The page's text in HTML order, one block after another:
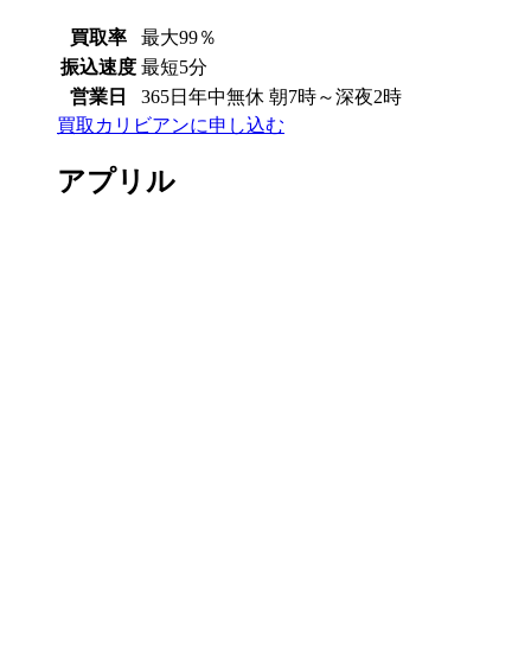
買取率
最大99％
振込速度 最短5分
営業日
365日年中無休 朝7時～深夜2時
買取カリビアンに申し込む
アプリル